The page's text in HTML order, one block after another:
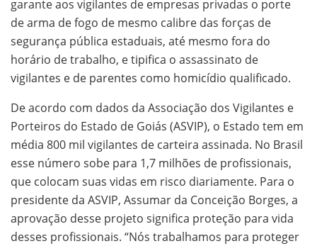
garante aos vigilantes de empresas privadas o porte
de arma de fogo de mesmo calibre das forças de
segurança pública estaduais, até mesmo fora do
horário de trabalho, e tipifica o assassinato de
vigilantes e de parentes como homicídio qualificado.
De acordo com dados da Associação dos Vigilantes e
Porteiros do Estado de Goiás (ASVIP), o Estado tem em
média 800 mil vigilantes de carteira assinada. No Brasil
esse número sobe para 1,7 milhões de profissionais,
que colocam suas vidas em risco diariamente. Para o
presidente da ASVIP, Assumar da Conceição Borges, a
aprovação desse projeto significa proteção para vida
desses profissionais. “Nós trabalhamos para proteger